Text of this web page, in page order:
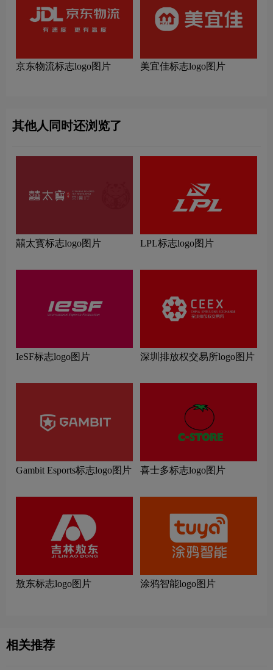
京东物流标志logo图片 美宜佳标志logo图片
其他人同时还浏览了
囍太寳标志logo图片 LPL标志logo图片
IeSF标志logo图片 深圳排放权交易所logo图片
Gambit Esports标志logo图片 喜士多标志logo图片
敖东标志logo图片 涂鸦智能logo图片
相关推荐